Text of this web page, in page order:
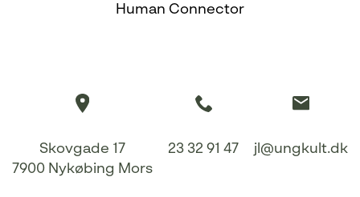
Human Connector
Skovgade 17
7900 Nykøbing Mors
23 32 91 47 jl@ungkult.dk